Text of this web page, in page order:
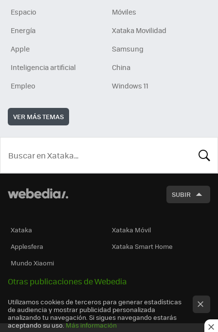
Espacio
Móviles
Energía
Xataka Movilidad
Apple
Samsung
Inteligencia artificial
China
Empleo
Windows 11
VER MÁS TEMAS
SUBIR
Xataka
Xataka Móvil
Applesfera
Xataka Smart Home
Mundo Xiaomi
Otras publicaciones de Webedia
Utilizamos cookies de terceros para generar estadísticas
de audiencia y mostrar publicidad personalizada
analizando tu navegación. Si sigues navegando estarás
aceptando su uso. Más información